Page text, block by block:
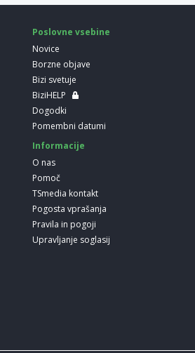
Poslovne vsebine
Novice
Borzne objave
Bizi svetuje
BiziHELP
Dogodki
Pomembni datumi
Informacije
O nas
Pomoč
TSmedia kontakt
Pogosta vprašanja
Pravila in pogoji
Upravljanje soglasij